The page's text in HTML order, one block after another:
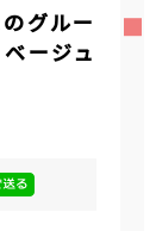
グルー
ージュ